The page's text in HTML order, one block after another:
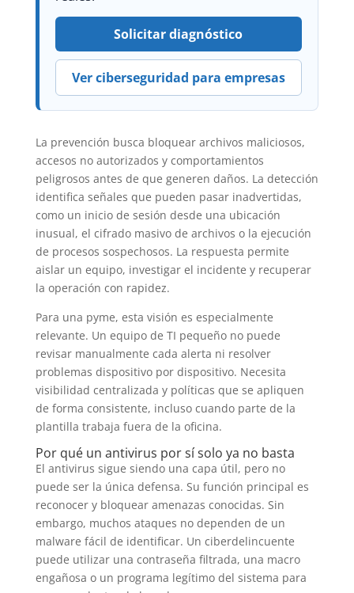
Solicitar diagnóstico
Ver ciberseguridad para empresas
La prevención busca bloquear archivos maliciosos,
accesos no autorizados y comportamientos
peligrosos antes de que generen daños. La detección
identifica señales que pueden pasar inadvertidas,
como un inicio de sesión desde una ubicación
inusual, el cifrado masivo de archivos o la ejecución
de procesos sospechosos. La respuesta permite
aislar un equipo, investigar el incidente y recuperar
la operación con rapidez.
Para una pyme, esta visión es especialmente
relevante. Un equipo de TI pequeño no puede
revisar manualmente cada alerta ni resolver
problemas dispositivo por dispositivo. Necesita
visibilidad centralizada y políticas que se apliquen
de forma consistente, incluso cuando parte de la
plantilla trabaja fuera de la oficina.
Por qué un antivirus por sí solo ya no basta
El antivirus sigue siendo una capa útil, pero no
puede ser la única defensa. Su función principal es
reconocer y bloquear amenazas conocidas. Sin
embargo, muchos ataques no dependen de un
malware fácil de identificar. Un ciberdelincuente
puede utilizar una contraseña filtrada, una macro
engañosa o un programa legítimo del sistema para